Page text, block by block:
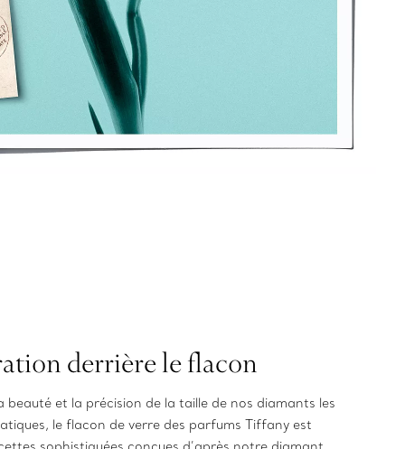
derrière le flacon
beauté et la précision de la taille de nos diamants les
le flacon de verre des parfums Tiffany est